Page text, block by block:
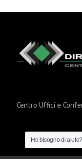
Centro Uffici e
Ho bisogno di